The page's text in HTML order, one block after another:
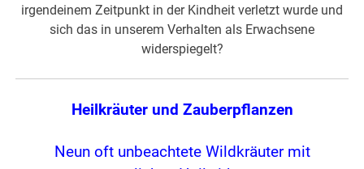
irgendeinem Zeitpunkt in der Kindheit verletzt wurde und
sich das in unserem Verhalten als Erwachsene
widerspiegelt?
Heilkräuter und Zauberpflanzen
Neun oft unbeachtete Wildkräuter mit